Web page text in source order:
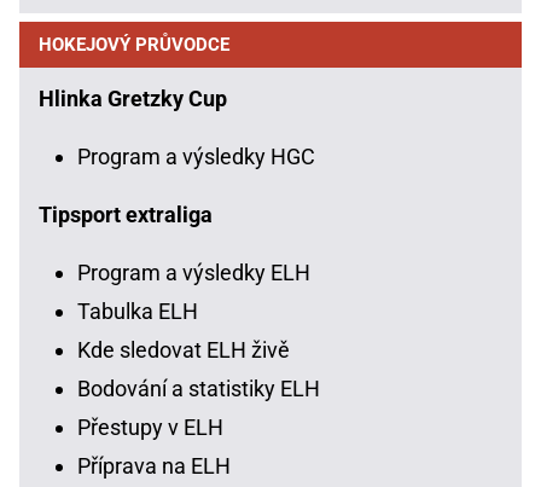
HOKEJOVÝ PRŮVODCE
Hlinka Gretzky Cup
Program a výsledky HGC
Tipsport extraliga
Program a výsledky ELH
Tabulka ELH
Kde sledovat ELH živě
Bodování a statistiky ELH
Přestupy v ELH
Příprava na ELH